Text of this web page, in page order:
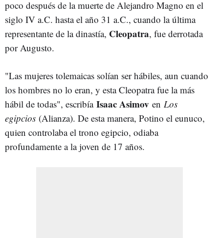
poco después de la muerte de Alejandro Magno en el
siglo IV a.C. hasta el año 31 a.C., cuando la última
representante de la dinastía, Cleopatra, fue derrotada
por Augusto.
"Las mujeres tolemaicas solían ser hábiles, aun cuando
los hombres no lo eran, y esta Cleopatra fue la más
hábil de todas", escribía Isaac Asimov en Los
egipcios (Alianza). De esta manera, Potino el eunuco,
quien controlaba el trono egipcio, odiaba
profundamente a la joven de 17 años.